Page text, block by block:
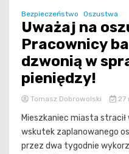
Bezpieczeństwo Oszustwa
Uważaj na
Pracownicy
dzwonią w
pieniędzy!
Tomasz Dobrowolski 27
Mieszkaniec miasta
wskutek zaplanowanego
przez dwa tygodnie